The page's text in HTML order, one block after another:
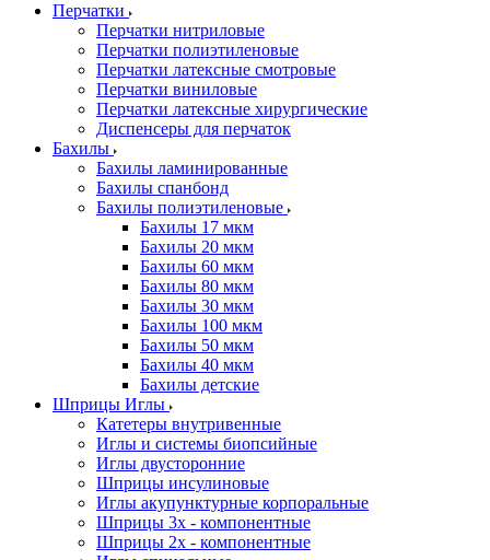
Перчатки
Перчатки нитриловые
Перчатки полиэтиленовые
Перчатки латексные смотровые
Перчатки виниловые
Перчатки латексные хирургические
Диспенсеры для перчаток
Бахилы
Бахилы ламинированные
Бахилы спанбонд
Бахилы полиэтиленовые
Бахилы 17 мкм
Бахилы 20 мкм
Бахилы 60 мкм
Бахилы 80 мкм
Бахилы 30 мкм
Бахилы 100 мкм
Бахилы 50 мкм
Бахилы 40 мкм
Бахилы детские
Шприцы Иглы
Катетеры внутривенные
Иглы и системы биопсийные
Иглы двусторонние
Шприцы инсулиновые
Иглы акупунктурные корпоральные
Шприцы 3х - компонентные
Шприцы 2х - компонентные